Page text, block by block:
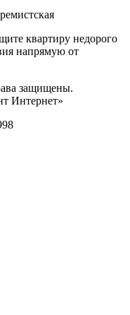
квартиру недорого
напрямую от
защищены.
Интернет»